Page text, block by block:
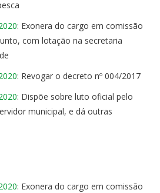
: Exonera do cargo em comissão
com lotação na secretaria
: Revogar o decreto nº 004/2017
: Dispõe sobre luto oficial pelo
municipal, e dá outras
: Exonera do cargo em comissão